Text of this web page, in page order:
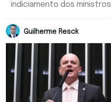
indiciamento dos ministros
Guilherme Resck